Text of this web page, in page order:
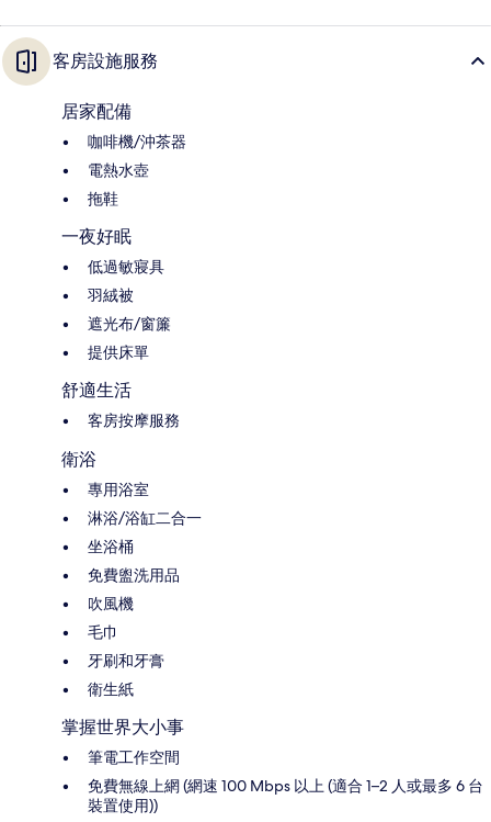
客房設施服務
居家配備
咖啡機/沖茶器
電熱水壺
拖鞋
一夜好眠
低過敏寢具
羽絨被
遮光布/窗簾
提供床單
舒適生活
客房按摩服務
衛浴
專用浴室
淋浴/浴缸二合一
坐浴桶
免費盥洗用品
吹風機
毛巾
牙刷和牙膏
衛生紙
掌握世界大小事
筆電工作空間
免費無線上網 (網速 100 Mbps 以上 (適合 1–2 人或最多 6 台
裝置使用))